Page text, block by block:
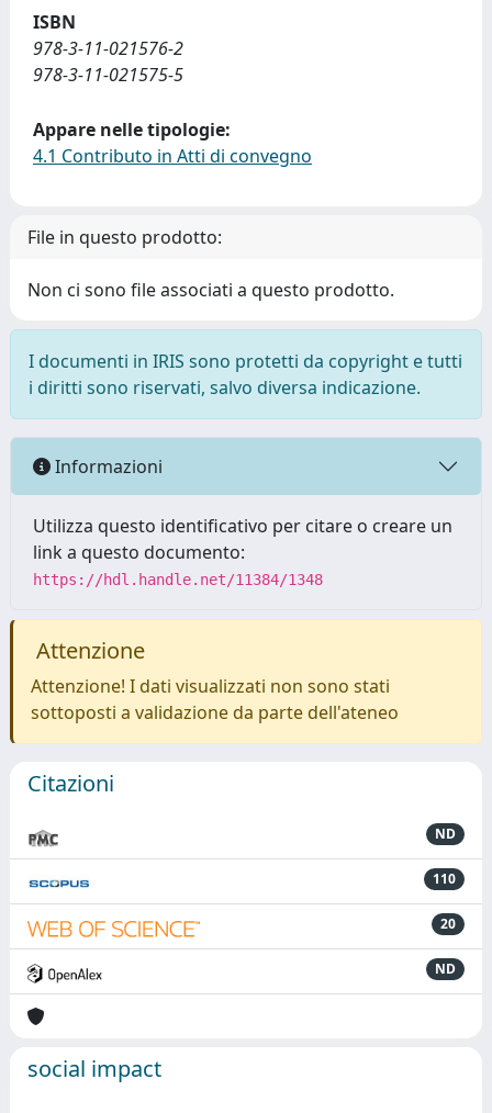
ISBN
978-3-11-021576-2
978-3-11-021575-5
Appare nelle tipologie:
4.1 Contributo in Atti di convegno
File in questo prodotto:
Non ci sono file associati a questo prodotto.
I documenti in IRIS sono protetti da copyright e tutti
i diritti sono riservati, salvo diversa indicazione.
Informazioni
Utilizza questo identificativo per citare o creare un
link a questo documento:
https://hdl.handle.net/11384/1348
Attenzione
Attenzione! I dati visualizzati non sono stati
sottoposti a validazione da parte dell'ateneo
Citazioni
ND
110
20
ND
social impact